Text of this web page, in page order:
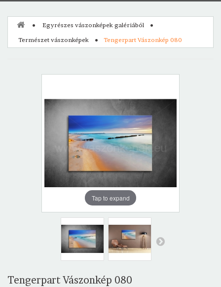
Egyrészes vászonképek galériából
Természet vászonképek
Tengerpart Vászonkép 080
Tap to expand
Tengerpart Vászonkép 080